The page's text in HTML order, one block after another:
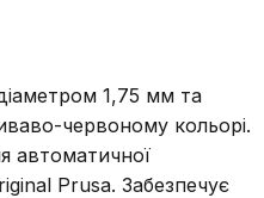
1,75 мм та
червоному кольорі.
автоматичної
Prusa. Забезпечує